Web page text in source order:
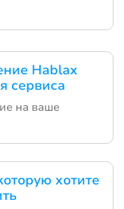
Hablax
сервиса
на ваше
хотите